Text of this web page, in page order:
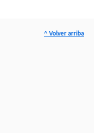
^ Volver arriba